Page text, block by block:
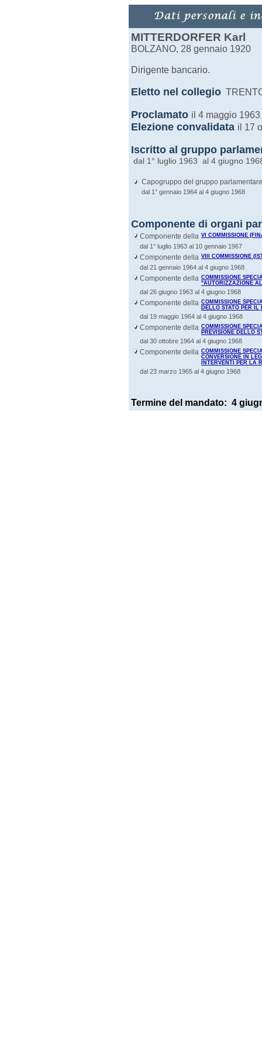
MITTERDORFER Karl
BOLZANO, 28 gennaio 1920
Dirigente bancario.
Eletto nel collegio
Proclamato il 4 maggio 1963
Elezione convalidata il 17
Iscritto al gruppo
dal 1° luglio 1963 al 4 giugno
Capogruppo del gruppo
dal 1° gennaio 1964 al 4 giugno 1968
Componente di organi
Componente della VI COMMISSIONE
dal 1° luglio 1963 al 10 gennaio 1967
Componente della VIII COMMISSIONE
dal 21 gennaio 1964 al 4 giugno 1968
Componente della COMMISSIONE
"AUTORIZZAZIONE
dal 26 giugno 1963 al 4 giugno 1968
Componente della COMMISSIONE
DELLO STATO PER
dal 19 maggio 1964 al 4 giugno 1968
Componente della COMMISSIONE
PREVISIONE DELLO
dal 30 ottobre 1964 al 4 giugno 1968
Componente della COMMISSIONE
CONVERSIONE IN
INTERVENTI PER LA
dal 23 marzo 1965 al 4 giugno 1968
Termine del mandato: 4